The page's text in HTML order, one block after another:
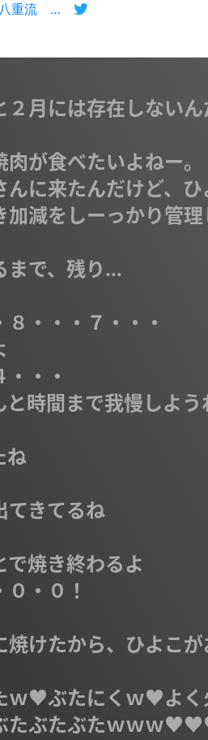
マナ🌏🌕🎀🎼@真・八重流 認証バッジ💙 ㋹❁☒
２月には存在しない
が食べたいよねー。
んに来たんだけど、
減をしーっかり管理
まで、残り…
・・・７・・・
・・
時間まで我慢しよう
ね
てきてるね
焼き終わるよ
・０！
焼けたから、ひよこ
ｗ♥ぶたにくｗ♥よ
たぶたぶたｗｗｗ